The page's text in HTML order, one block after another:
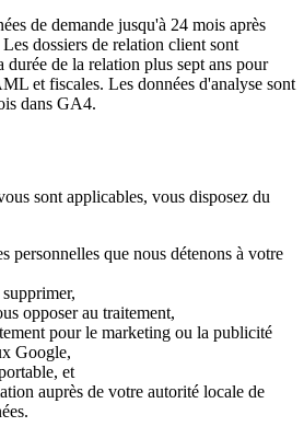
de demande jusqu'à 24 mois après
dossiers de relation client sont
durée de la relation plus sept ans pour
et fiscales. Les données d'analyse sont
dans GA4.
sont applicables, vous disposez du
personnelles que nous détenons à votre
opposer au traitement,
pour le marketing ou la publicité
Google,
et
auprès de votre autorité locale de